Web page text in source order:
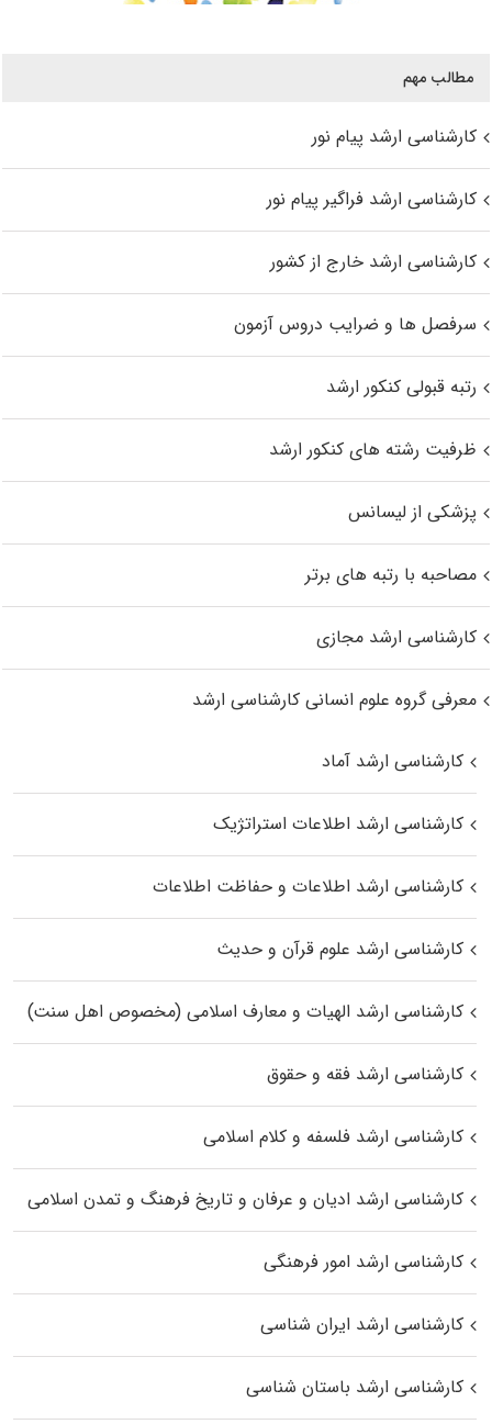
مطالب مهم
کارشناسی ارشد پیام نور
کارشناسی ارشد فراگیر پیام نور
کارشناسی ارشد خارج از کشور
سرفصل ها و ضرایب دروس آزمون
رتبه قبولی کنکور ارشد
ظرفیت رشته های کنکور ارشد
پزشکی از لیسانس
مصاحبه با رتبه های برتر
کارشناسی ارشد مجازی
معرفی گروه علوم انسانی کارشناسی ارشد
کارشناسی ارشد آماد
کارشناسی ارشد اطلاعات استراتژیک
کارشناسی ارشد اطلاعات و حفاظت اطلاعات
کارشناسی ارشد علوم قرآن و حدیث
کارشناسی ارشد الهیات و معارف اسلامی (مخصوص اهل سنت)
کارشناسی ارشد فقه و حقوق
کارشناسی ارشد فلسفه و کلام اسلامی
کارشناسی ارشد ادیان و عرفان و تاریخ فرهنگ و تمدن اسلامی
کارشناسی ارشد امور فرهنگی
کارشناسی ارشد ایران شناسی
کارشناسی ارشد باستان شناسی